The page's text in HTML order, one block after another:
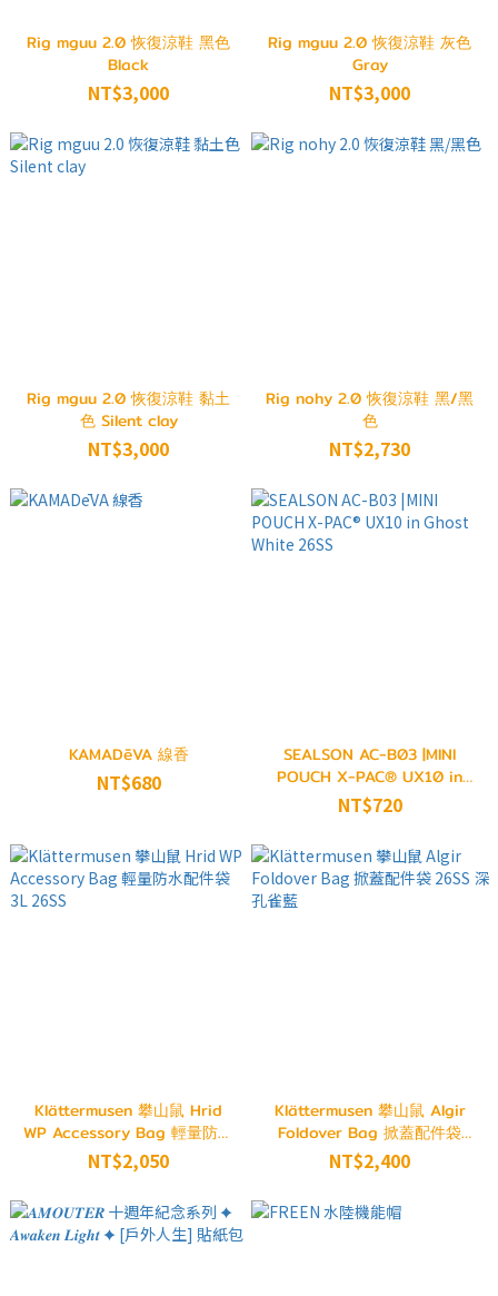
Rig mguu 2.0 恢復涼鞋 黑色
Black
NT$3,000
Rig mguu 2.0 恢復涼鞋 灰色
Gray
NT$3,000
Rig mguu 2.0 恢復涼鞋 黏土
色 Silent clay
NT$3,000
Rig nohy 2.0 恢復涼鞋 黑/黑
色
NT$2,730
KAMADēVA 線香
NT$680
SEALSON AC-B03 |MINI
POUCH X-PAC® UX10 in
Ghost White 26SS
NT$720
Klättermusen 攀山鼠 Hrid
WP Accessory Bag 輕量防水
配件袋 3L 26SS
NT$2,050
Klättermusen 攀山鼠 Algir
Foldover Bag 掀蓋配件袋
26SS 深孔雀藍
NT$2,400